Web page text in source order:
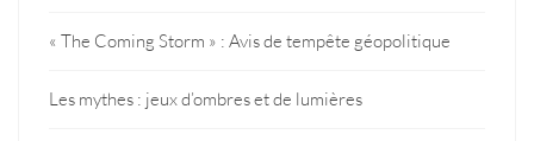
« The Coming Storm » : Avis de tempête géopolitique
Les mythes : jeux d’ombres et de lumières